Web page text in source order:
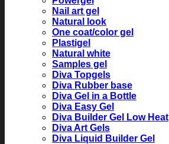
Nail art gel
Natural look
One coat/color gel
Plastigel
Natural white
Samples gel
Diva Topgels
Diva Rubber base
Diva Gel in a Bottle
Diva Easy Gel
Diva Builder Gel Low Heat
Diva Art Gels
Diva Liquid Builder Gel